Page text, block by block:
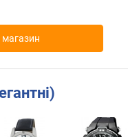
магазин